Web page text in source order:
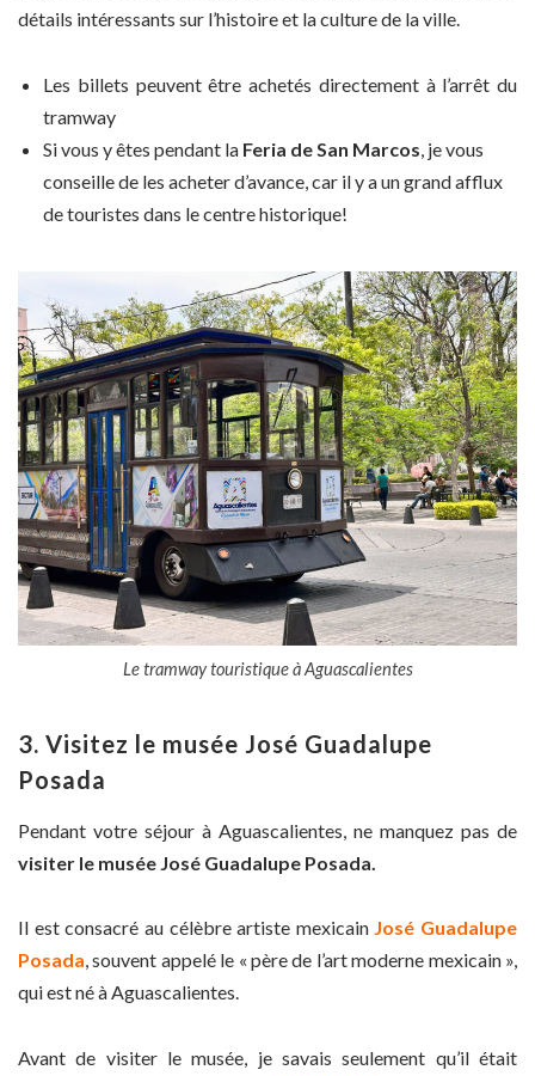
détails intéressants sur l’histoire et la culture de la ville.
Les billets peuvent être achetés directement à l’arrêt du
tramway
Si vous y êtes pendant la Feria de San Marcos , je vous
conseille de les acheter d’avance, car il y a un grand afflux
de touristes dans le centre historique!
Le tramway touristique à Aguascalientes
3. Visitez le musée José Guadalupe
Posada
Pendant votre séjour à Aguascalientes, ne manquez pas de
visiter le musée José Guadalupe Posada.
Il est consacré au célèbre artiste mexicain José Guadalupe
Posada, souvent appelé le « père de l’art moderne mexicain »,
qui est né à Aguascalientes.
Avant de visiter le musée, je savais seulement qu’il était